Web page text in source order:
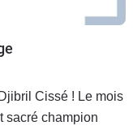
Cissé ! Le mois
sacré champion